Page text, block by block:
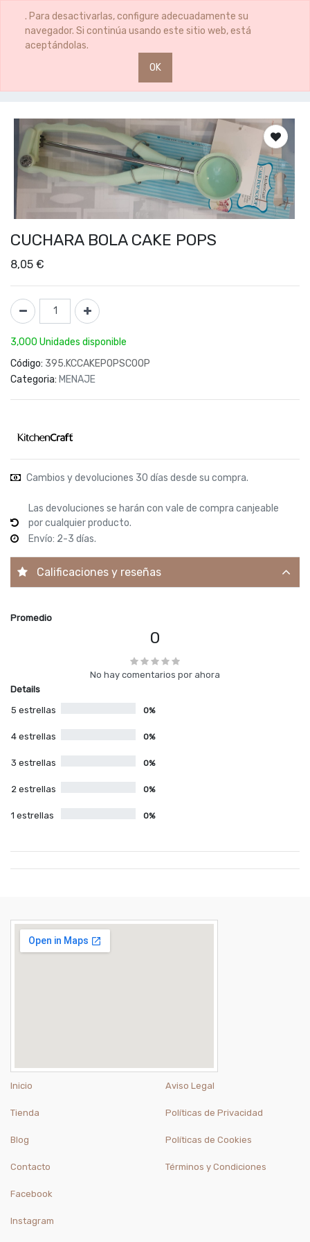
. Para desactivarlas, configure adecuadamente su
navegador. Si continúa usando este sitio web, está
aceptándolas.
OK
0 0
CUCHARA BOLA CAKE POPS
CUCHARA BOLA CAKE POPS
8,05 €
3,000 Unidades disponible
Código: 395.KCCAKEPOPSCOOP
Categoria: MENAJE
Cambios y devoluciones 30 días desde su compra.
Las devoluciones se harán con vale de compra canjeable
por cualquier producto.
Envío: 2-3 días.
Calificaciones y reseñas
Promedio
0
No hay comentarios por ahora
Details
5 estrellas
0%
4 estrellas 0%
3 estrellas 0%
2 estrellas 0%
1 estrellas 0%
Inicio
Tienda
Blog
Contacto
Aviso Legal
Políticas de Privacidad
Políticas de Cookies
Términos y Condiciones
Facebook
Instagram